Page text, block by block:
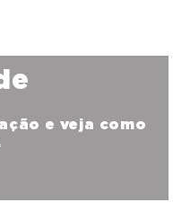
e veja como